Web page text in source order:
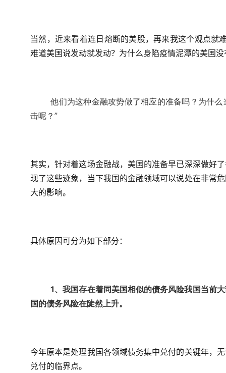
当然，近来看着连日熔断的美股，再来我这个观点就
难道美国说发动就发动？为什么身陷疫情泥潭的美国
他们为这种金融攻势做了相应的准备吗？为什
击呢？”
其实，针对着这场金融战，美国的准备早已深深做好
现了这些迹象，当下我国的金融领域可以说处在非常
大的影响。
具体原因可分为如下部分：
1、我国存在着同美国相似的债务风险我国当前
国的债务风险在陡然上升。
今年原本是处理我国各领域债务集中兑付的关键年，
兑付的临界点。